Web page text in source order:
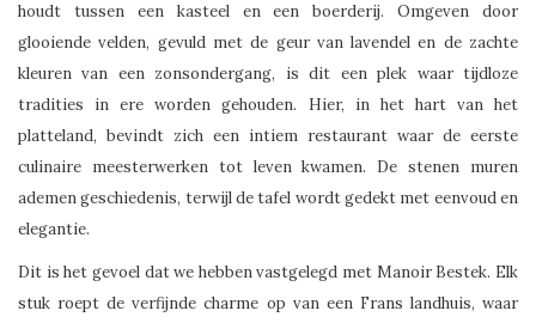
houdt tussen een kasteel en een boerderij. Omgeven door
glooiende velden, gevuld met de geur van lavendel en de zachte
kleuren van een zonsondergang, is dit een plek waar tijdloze
tradities in ere worden gehouden. Hier, in het hart van het
platteland, bevindt zich een intiem restaurant waar de eerste
culinaire meesterwerken tot leven kwamen. De stenen muren
ademen geschiedenis, terwijl de tafel wordt gedekt met eenvoud en
elegantie.
Dit is het gevoel dat we hebben vastgelegd met Manoir Bestek. Elk
stuk roept de verfijnde charme op van een Frans landhuis, waar